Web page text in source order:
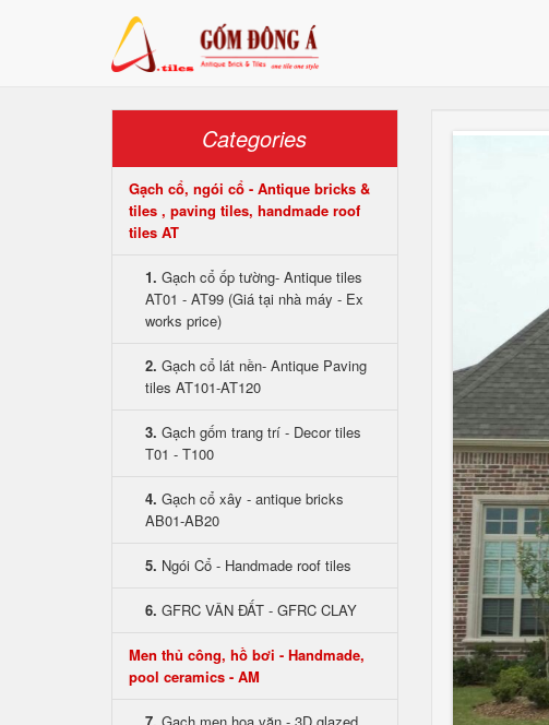
Categories
Gạch cổ, ngói cổ - Antique bricks &
tiles , paving tiles, handmade roof
tiles AT
1. Gạch cổ ốp tường- Antique tiles
AT01 - AT99 (Giá tại nhà máy - Ex
works price)
2. Gạch cổ lát nền- Antique Paving
tiles AT101-AT120
3. Gạch gốm trang trí - Decor tiles
T01 - T100
4. Gạch cổ xây - antique bricks
AB01-AB20
5. Ngói Cổ - Handmade roof tiles
6. GFRC VÂN ĐẤT - GFRC CLAY
Men thủ công, hồ bơi - Handmade,
pool ceramics - AM